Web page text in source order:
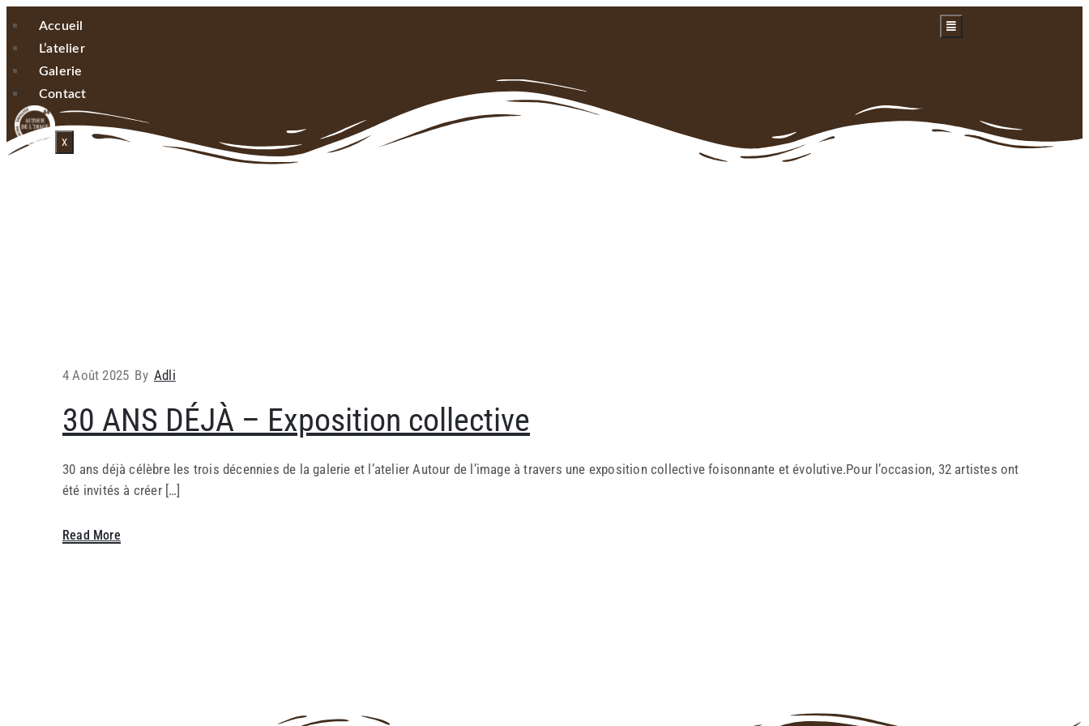
Accueil
L’atelier
Galerie
Contact
X
4 Août 2025 By Adli
30 ANS DÉJÀ – Exposition collective
30 ans déjà célèbre les trois décennies de la galerie et l’atelier Autour de l’image à travers une exposition collective foisonnante et évolutive.Pour l’occasion, 32 artistes ont
été invités à créer […]
Read More